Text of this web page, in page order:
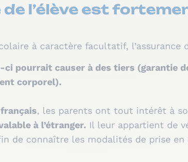
l’élève est
à caractère facultatif,
pourrait causer à des tiers (garantie
corporel).
, les parents ont tout intérêt à
à l’étranger. Il leur appartient de
de connaître les modalités de prise